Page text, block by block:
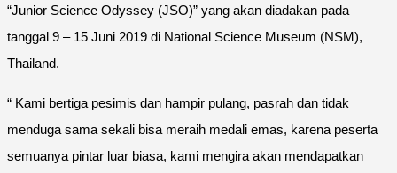
“Junior Science Odyssey (JSO)” yang akan diadakan pada
tanggal 9 – 15 Juni 2019 di National Science Museum (NSM),
Thailand.
“ Kami bertiga pesimis dan hampir pulang, pasrah dan tidak
menduga sama sekali bisa meraih medali emas, karena peserta
semuanya pintar luar biasa, kami mengira akan mendapatkan